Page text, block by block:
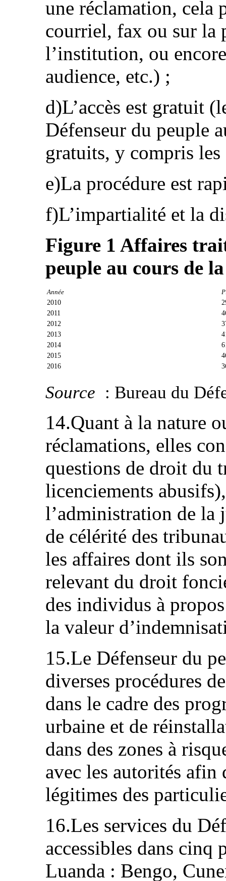
une réclamation, cela
courriel, fax ou sur la
l’institution, ou
audience, etc.) ;
d)L’accès est gratuit
Défenseur du peuple
gratuits, y compris
e)La procédure est
f)L’impartialité et la
Figure 1 Affaires
peuple au cours de
Année
2010
2011
2012
2013
2014
2015
2016
Source : Bureau du
14.Quant à la nature
réclamations, elles
questions de droit du
licenciements
l’administration de la
de célérité des
les affaires dont ils
relevant du droit
des individus à
la valeur
15.Le Défenseur du
diverses procédures
dans le cadre des
urbaine et de
dans des zones à
avec les autorités afin
légitimes des
16.Les services du
accessibles dans cinq
Luanda : Bengo,